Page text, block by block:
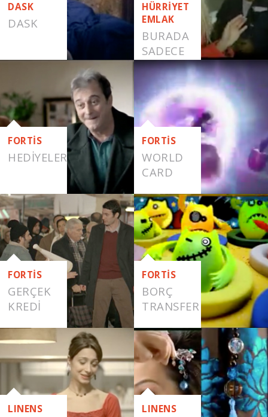
DASK
DASK
HÜRRİYET
EMLAK
BURADA
SADECE
EMLAK
VAR
FORTİS
HEDIYELER
FORTİS
WORLD
CARD
FORTİS
GERÇEK
KREDI
FORTİS
BORÇ
TRANSFER
LINENS LINENS